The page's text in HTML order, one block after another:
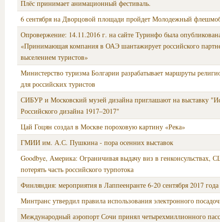
Плёс принимает анимационный фестиваль.
6 сентября на Дворцовой площади пройдет Молодежный
Опровержение: 14.11.2016 г. на сайте Туринфо была
«Принимающая компания в ОАЭ шантажирует российского
выселением туристов»
Министерство туризма Болгарии разрабатывает маршруты
для российских туристов
СИБУР и Московский музей дизайна приглашают на выставку
Российского дизайна 1917–2017"
Цай Гоцян создал в Москве пороховую картину «Река»
ГМИИ им. А.С. Пушкина - пора осенних выставок
Goodbye, Америка: Ограничивая выдачу виз в генконсульствах,
потерять часть российского турпотока
Финляндия: мероприятия в Лаппеенранте 6-20 сентября 2017 года
Минтранс утвердил правила использования электронного
Международный аэропорт Сочи принял четырехмиллионного